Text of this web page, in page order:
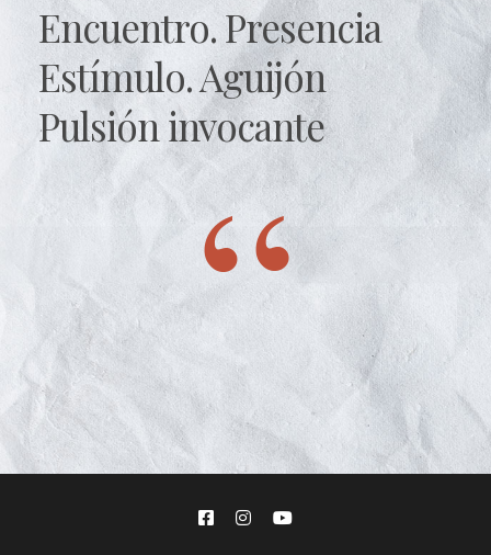
Encuentro. Presencia
Estímulo. Aguijón
Pulsión invocante